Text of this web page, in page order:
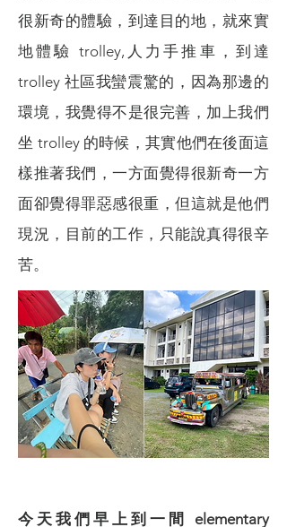
很新奇的體驗，到達目的地，就來實
地體驗 trolley,人力手推車，到達
trolley 社區我蠻震驚的，因為那邊的
環境，我覺得不是很完善，加上我們
坐 trolley 的時候，其實他們在後面這
樣推著我們，一方面覺得很新奇一方
面卻覺得罪惡感很重，但這就是他們
現況，目前的工作，只能說真得很辛
苦。
今天 我們早上到一間 elementary